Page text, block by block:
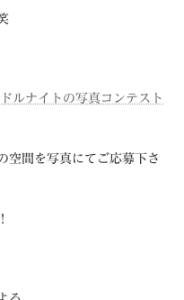
ルナイトの写真コンテスト
空間を写真にてご応募下さ